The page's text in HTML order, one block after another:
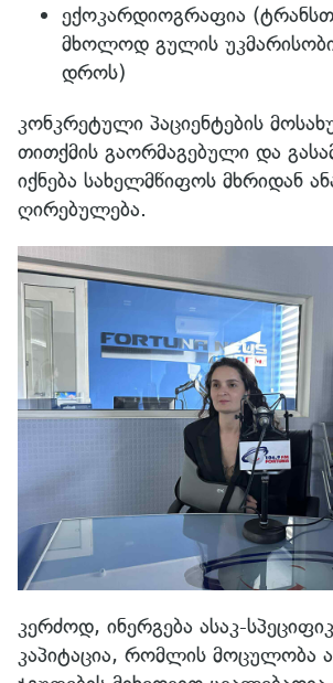
ექოკარდიოგრაფია
მხოლოდ გულის
დროს)
კონკრეტული პაციენტების
თითქმის გაორმაგებული და
იქნება სახელმწიფოს მხრიდან
ღირებულება.
კერძოდ, ინერგება ასაკ-
კაპიტაცია, რომლის მოცულობა